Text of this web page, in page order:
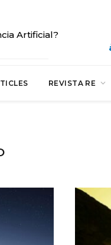
Artificial?
REVISTA RE